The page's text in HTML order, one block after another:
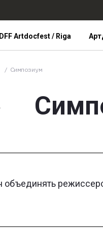
IDFF Artdocfest / Riga
Симпозиум